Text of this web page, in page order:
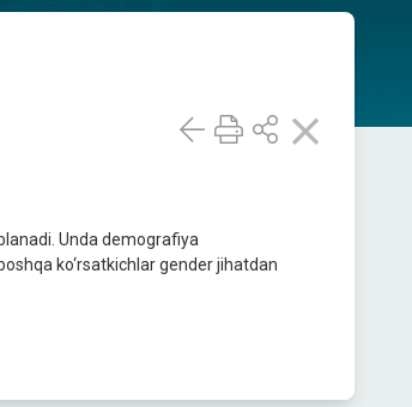
Unda demografiya
ko‘rsatkichlar gender jihatdan